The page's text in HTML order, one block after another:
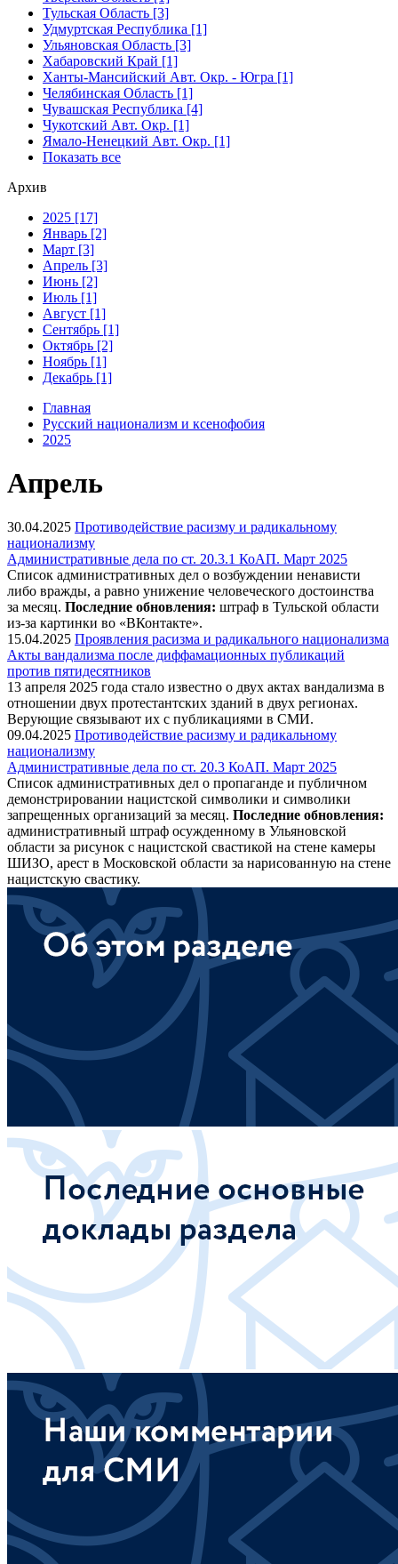
Тульская Область [3]
Удмуртская Республика [1]
Ульяновская Область [3]
Хабаровский Край [1]
Ханты-Мансийский Авт. Окр. - Югра [1]
Челябинская Область [1]
Чувашская Республика [4]
Чукотский Авт. Окр. [1]
Ямало-Ненецкий Авт. Окр. [1]
Показать все
Архив
2025 [17]
Январь [2]
Март [3]
Апрель [3]
Июнь [2]
Июль [1]
Август [1]
Сентябрь [1]
Октябрь [2]
Ноябрь [1]
Декабрь [1]
Главная
Русский национализм и ксенофобия
2025
Апрель
30.04.2025 Противодействие расизму и радикальному
национализму
Административные дела по ст. 20.3.1 КоАП. Март 2025
Список административных дел о возбуждении ненависти
либо вражды, а равно унижение человеческого достоинства
за месяц. Последние обновления: штраф в Тульской области
из-за картинки во «ВКонтакте».
15.04.2025 Проявления расизма и радикального национализма
Акты вандализма после диффамационных публикаций
против пятидесятников
13 апреля 2025 года стало известно о двух актах вандализма в
отношении двух протестантских зданий в двух регионах.
Верующие связывают их с публикациями в СМИ.
09.04.2025 Противодействие расизму и радикальному
национализму
Административные дела по ст. 20.3 КоАП. Март 2025
Список административных дел о пропаганде и публичном
демонстрировании нацистской символики и символики
запрещенных организаций за месяц. Последние обновления:
административный штраф осужденному в Ульяновской
области за рисунок с нацистской свастикой на стене камеры
ШИЗО, арест в Московской области за нарисованную на стене
нацистскую свастику.